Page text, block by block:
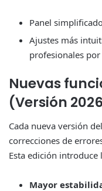
Panel
Ajustes más
profesionales
Nuevas
(Versión
Cada nueva versión del
correcciones de
Esta edición introduce
Mayor